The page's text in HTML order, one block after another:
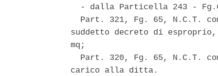
- dalla Particella 243 -
Part. 321, Fg. 65, N.C.T.
suddetto decreto di
mq;
Part. 320, Fg. 65, N.C.T.
carico alla ditta.